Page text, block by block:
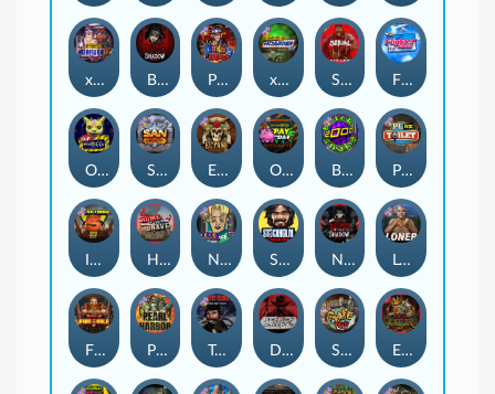
Nexus Blood & Shadow
Dead, Dead, or Deader
Home of the Brave
Blood & Shadow
Skate or Die
Stockholm Syndrome
Outsourced
Punk Rocker 2
Loner
Outsourced: Payday
Fire In The Hole xBomb
xWays Hoarder 2
Nine To Five
El Pasa Gunfight xNudge Brick Snake 2000
Flight Mode
Evil Goblins xBomb
San Quentin xWays
Serial
Punk Toilet
Pearl Harbor
Infectious 5 xWays
True Grit Redemption
xWays Hoarder xSplit